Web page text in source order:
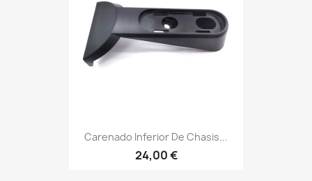
Carenado Inferior De Chasis...
24,00 €